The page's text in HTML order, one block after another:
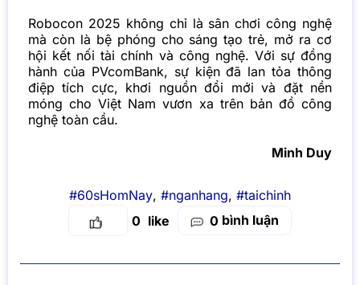
Robocon 2025 không chỉ là sân chơi công nghệ
mà còn là bệ phóng cho sáng tạo trẻ, mở ra cơ
hội kết nối tài chính và công nghệ. Với sự đồng
hành của PVcomBank, sự kiện đã lan tỏa thông
điệp tích cực, khơi nguồn đổi mới và đặt nền
móng cho Việt Nam vươn xa trên bản đồ công
nghệ toàn cầu.
Minh Duy
#60sHomNay, #nganhang, #taichinh
0
0 bình luận